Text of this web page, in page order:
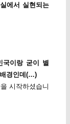
에서 실현되는
국이랑 굳이 별
경인데(…)
시작하셨습니